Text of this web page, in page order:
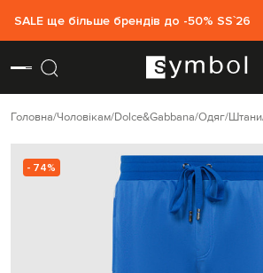
SALE ще більше брендів до -50% SS`26
Головна Чоловікам Dolce&Gabbana Одяг Штани
- 74%